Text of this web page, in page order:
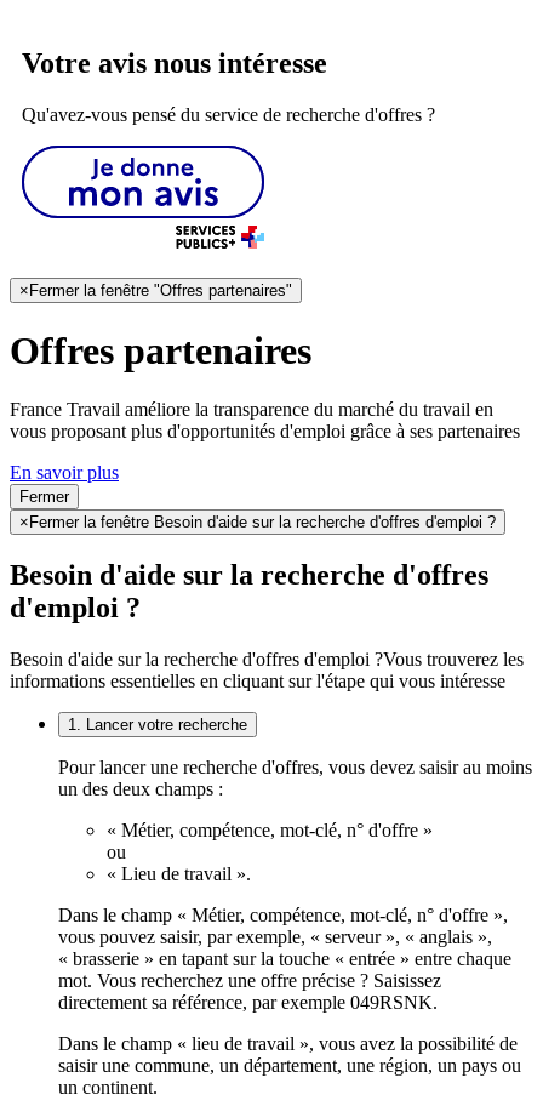
Votre avis nous intéresse
Qu'avez-vous pensé du service de recherche d'offres ?
×Fermer la fenêtre "Offres partenaires"
Offres partenaires
France Travail améliore la transparence du marché du travail en
vous proposant plus d'opportunités d'emploi grâce à ses partenaires
En savoir plus
Fermer
× Fermer la fenêtre Besoin d'aide sur la recherche d'offres d'emploi ?
Besoin d'aide sur la recherche d'offres
d'emploi ?
Besoin d'aide sur la recherche d'offres d'emploi ?Vous trouverez les
informations essentielles en cliquant sur l'étape qui vous intéresse
1. Lancer votre recherche
Pour lancer une recherche d'offres, vous devez saisir au moins
un des deux champs :
« Métier, compétence, mot-clé, n° d'offre »
ou
« Lieu de travail ».
Dans le champ « Métier, compétence, mot-clé, n° d'offre »,
vous pouvez saisir, par exemple, « serveur », « anglais »,
« brasserie » en tapant sur la touche « entrée » entre chaque
mot. Vous recherchez une offre précise ? Saisissez
directement sa référence, par exemple 049RSNK.
Dans le champ « lieu de travail », vous avez la possibilité de
saisir une commune, un département, une région, un pays ou
un continent.